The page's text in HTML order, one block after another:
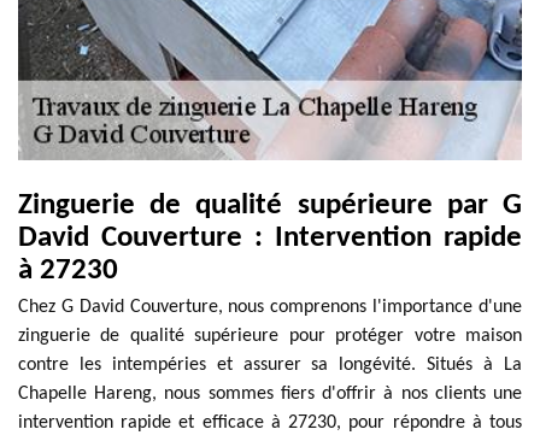
Zinguerie de qualité supérieure par G
David Couverture : Intervention rapide
à 27230
Chez G David Couverture, nous comprenons l'importance d'une
zinguerie de qualité supérieure pour protéger votre maison
contre les intempéries et assurer sa longévité. Situés à La
Chapelle Hareng, nous sommes fiers d'offrir à nos clients une
intervention rapide et efficace à 27230, pour répondre à tous